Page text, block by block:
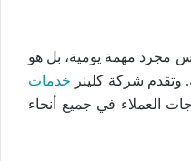
مجرد مهمة يومية، بل هو
وتقدم شركة كلينر خدمات
العملاء في جميع أنحاء